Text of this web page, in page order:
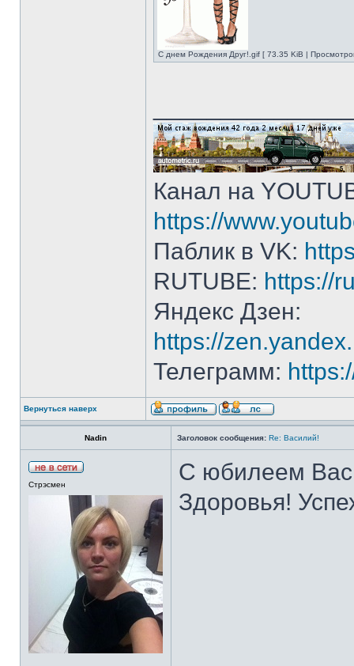
C днем Рождения Друг!.gif [ 73.35 KiB |
Канал на
https://
Паблик в VK:
RUTUBE: https://
Яндекс Дзен:
https://
Телеграмм:
Вернуться наверх
Nadin Заголовок сообщения: Re: Василий!
Стрэсмен
С юбилеем
Здоровья!